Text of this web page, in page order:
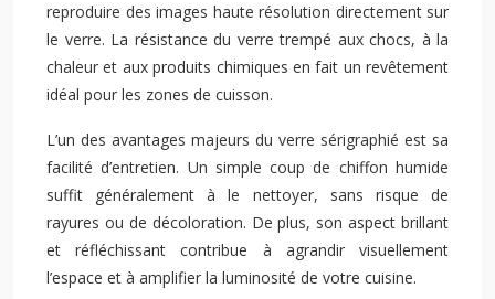
reproduire des images haute résolution directement sur
le verre. La résistance du verre trempé aux chocs, à la
chaleur et aux produits chimiques en fait un revêtement
idéal pour les zones de cuisson.
L’un des avantages majeurs du verre sérigraphié est sa
facilité d’entretien. Un simple coup de chiffon humide
suffit généralement à le nettoyer, sans risque de
rayures ou de décoloration. De plus, son aspect brillant
et réfléchissant contribue à agrandir visuellement
l’espace et à amplifier la luminosité de votre cuisine.